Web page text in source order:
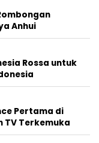
Anhui
Rossa untuk
Pertama di
TV Terkemuka